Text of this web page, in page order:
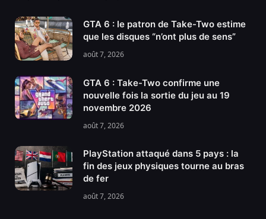
GTA 6 : le patron de Take-Two estime
que les disques “n’ont plus de sens”
août 7, 2026
GTA 6 : Take-Two confirme une
nouvelle fois la sortie du jeu au 19
novembre 2026
août 7, 2026
PlayStation attaqué dans 5 pays : la
fin des jeux physiques tourne au bras
de fer
août 7, 2026